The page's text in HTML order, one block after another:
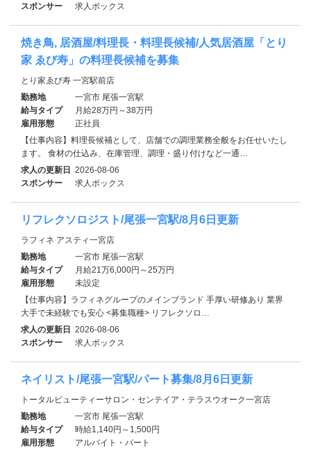
スポンサー
求人ボックス
焼き鳥, 居酒屋/料理長・料理長候補/人気居酒屋「とり
家 ゑび寿」の料理長候補を募集
とり家ゑび寿 一宮駅前店
勤務地
一宮市 尾張一宮駅
給与タイプ
月給28万円～38万円
雇用形態
正社員
【仕事内容】料理長候補として、店舗での調理業務全般をお任せいたし
ます。 食材の仕込み、在庫管理、調理・盛り付けなど一通…
求人の更新日 2026-08-06
スポンサー
求人ボックス
リフレクソロジスト/尾張一宮駅/8月6日更新
ラフィネ アスティ一宮店
勤務地
一宮市 尾張一宮駅
給与タイプ
月給21万6,000円～25万円
雇用形態
未設定
【仕事内容】ラフィネグループのメインブランド 手厚い研修あり 業界
大手で未経験でも安心 <募集職種> リフレクソロ…
求人の更新日 2026-08-06
スポンサー
求人ボックス
ネイリスト/尾張一宮駅/パート募集/8月6日更新
トータルビューティーサロン・センテイア・テラスウオーク一宮店
勤務地
一宮市 尾張一宮駅
給与タイプ
時給1,140円～1,500円
雇用形態
アルバイト・パート